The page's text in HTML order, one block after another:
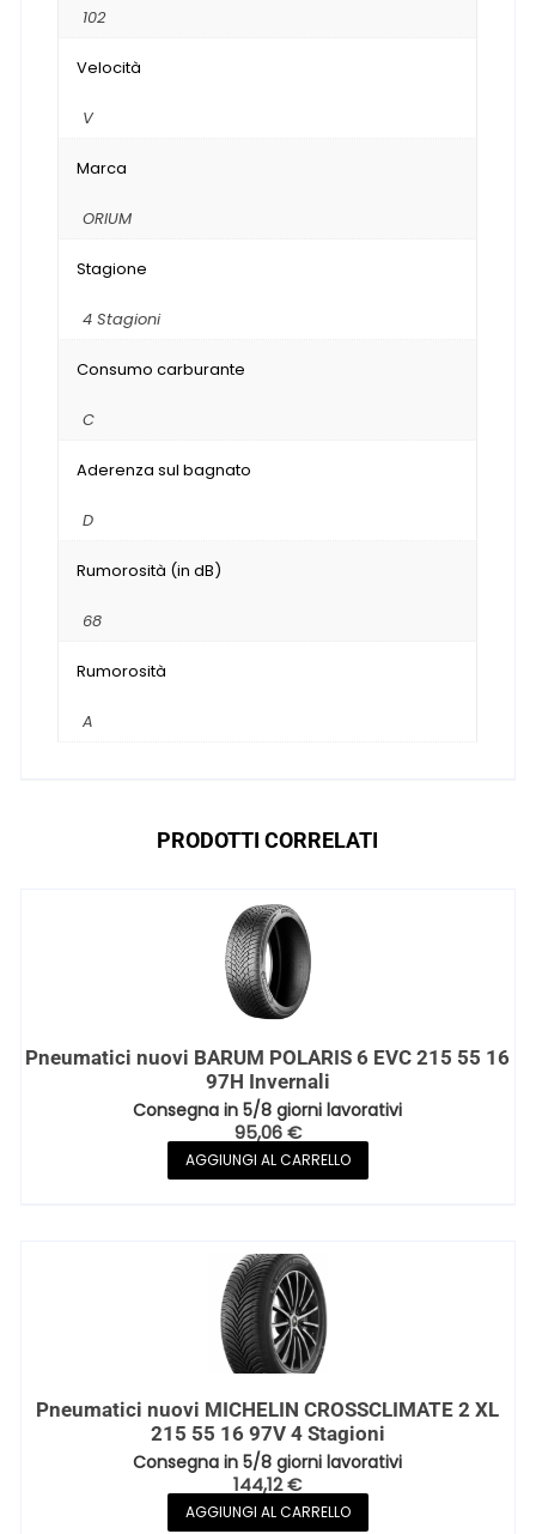
102
Velocità
V
Marca
ORIUM
Stagione
4 Stagioni
Consumo carburante
C
Aderenza sul bagnato
D
Rumorosità (in dB)
68
Rumorosità
A
PRODOTTI CORRELATI
Pneumatici nuovi BARUM POLARIS 6 EVC 215 55 16
97H Invernali
Consegna in 5/8 giorni lavorativi
95,06€
AGGIUNGI AL CARRELLO
Pneumatici nuovi MICHELIN CROSSCLIMATE 2 XL
215 55 16 97V 4 Stagioni
Consegna in 5/8 giorni lavorativi
144,12€
AGGIUNGI AL CARRELLO